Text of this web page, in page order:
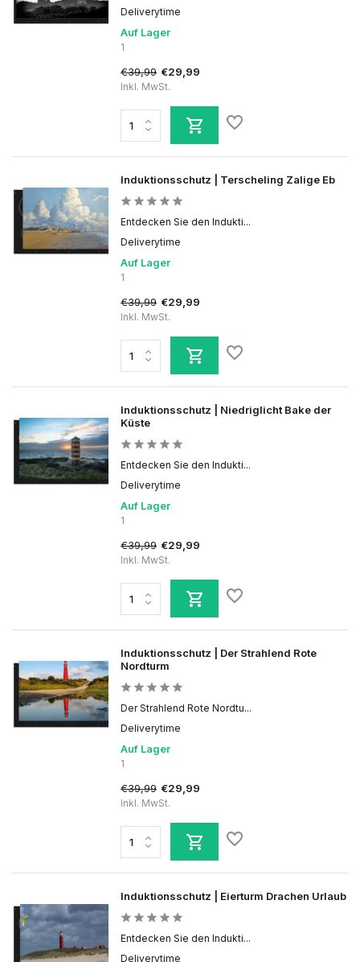
Deliverytime
Auf Lager
1
€39,99 €29,99
Inkl. MwSt.
Induktionsschutz | Terscheling Zalige Eb
Entdecken Sie den Indukti...
Deliverytime
Auf Lager
1
€39,99 €29,99
Inkl. MwSt.
Induktionsschutz | Niedriglicht Bake der
Küste
Entdecken Sie den Indukti...
Deliverytime
Auf Lager
1
€39,99 €29,99
Inkl. MwSt.
Induktionsschutz | Der Strahlend Rote
Nordturm
Der Strahlend Rote Nordtu...
Deliverytime
Auf Lager
1
€39,99 €29,99
Inkl. MwSt.
Induktionsschutz | Eierturm Drachen Urlaub
Entdecken Sie den Indukti...
Deliverytime